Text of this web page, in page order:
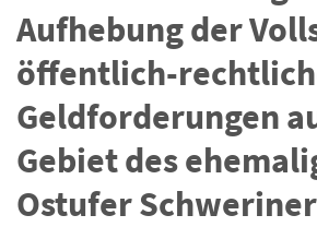
Aufhebung der
öffentlich-
Geldforderungen
Gebiet des
Ostufer